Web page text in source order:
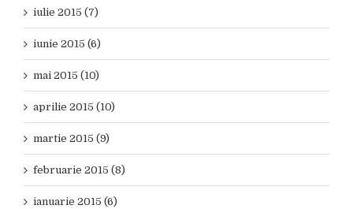
iulie 2015 (7)
iunie 2015 (6)
mai 2015 (10)
aprilie 2015 (10)
martie 2015 (9)
februarie 2015 (8)
ianuarie 2015 (6)